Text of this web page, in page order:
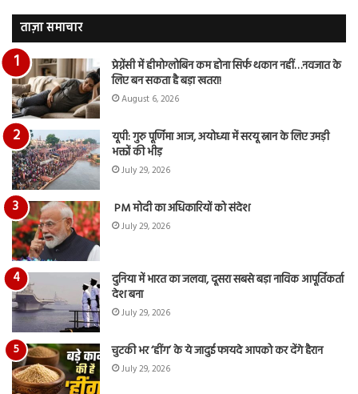
वीडियो…
ताज़ा समाचार
प्रेग्नेंसी में हीमोग्लोबिन कम होना सिर्फ थकान नहीं…नवजात के
लिए बन सकता है बड़ा खतरा!
August 6, 2026
यूपी: गुरु पूर्णिमा आज, अयोध्या में सरयू स्नान के लिए उमड़ी
भक्तों की भीड़
July 29, 2026
PM मोदी का अधिकारियों को संदेश
July 29, 2026
दुनिया में भारत का जलवा, दूसरा सबसे बड़ा नाविक आपूर्तिकर्ता
देश बना
July 29, 2026
चुटकी भर ‘हींग’ के ये जादुई फायदे आपको कर देंगे हैरान
July 29, 2026